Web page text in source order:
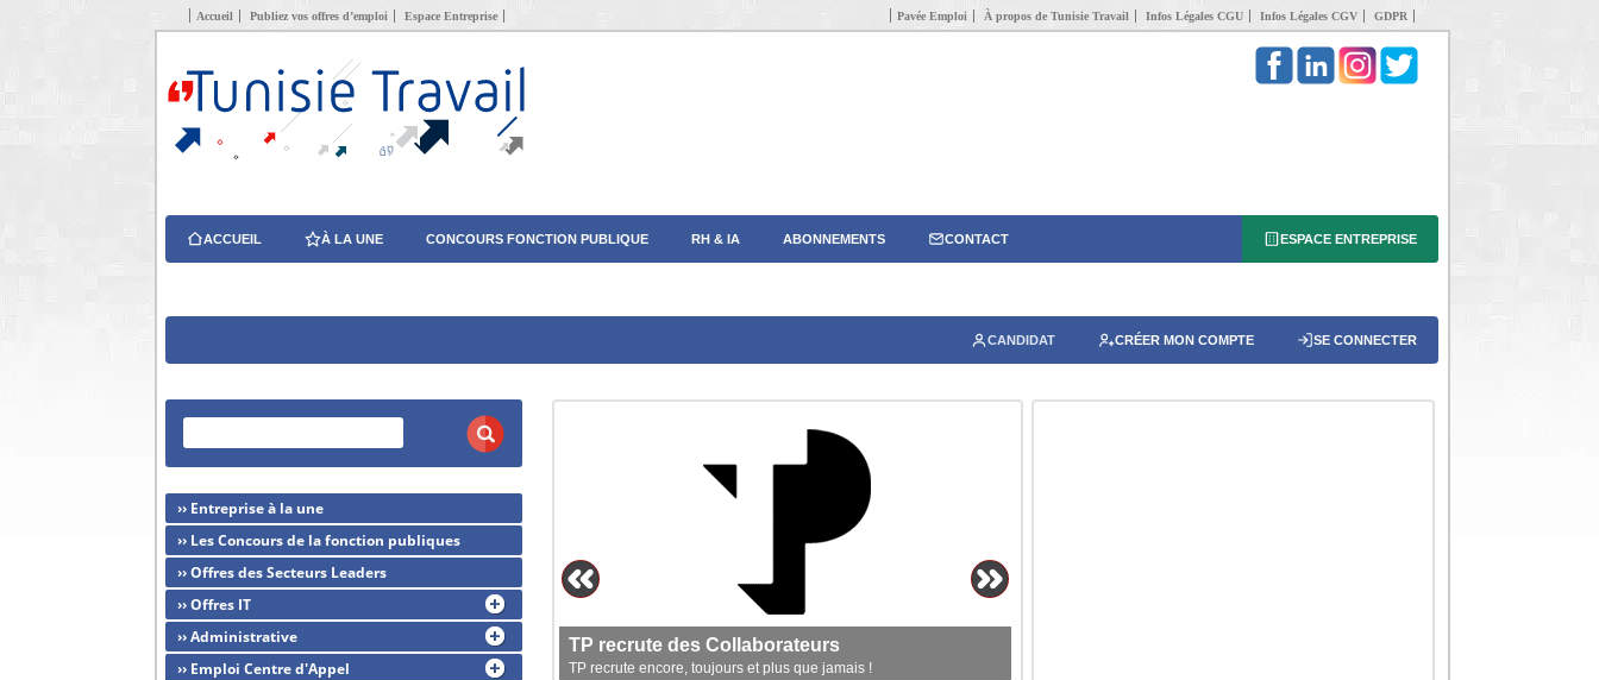
Accueil Publiez vos offres d’emploi Espace Entreprise Pavée Emploi À propos de Tunisie Travail Infos Légales CGU Infos Légales CGV GDPR
ACCUEIL À LA UNE CONCOURS FONCTION PUBLIQUE RH & IA ABONNEMENTS CONTACT ESPACE ENTREPRISE
CANDIDAT CRÉER MON COMPTE SE CONNECTER
TP recrute des Collaborateurs
TP recrute encore, toujours et plus que jamais !
›› Entreprise à la une
›› Les Concours de la fonction publiques
›› Offres des Secteurs Leaders
›› Offres IT
›› Administrative
›› Emploi Centre d'Appel